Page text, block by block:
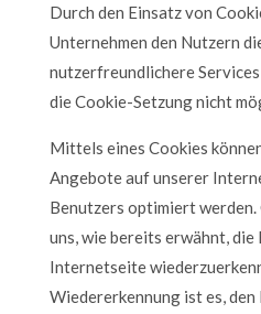
Durch den Einsatz von
Unternehmen den Nutzern
nutzerfreundlichere
die Cookie-Setzung nicht
Mittels eines Cookies
Angebote auf unserer
Benutzers optimiert
uns, wie bereits erwähnt,
Internetseite
Wiedererkennung ist es,